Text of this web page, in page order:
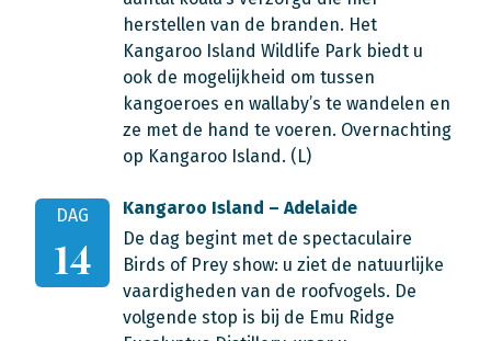
herstellen van de branden. Het
Kangaroo Island Wildlife Park biedt u
ook de mogelijkheid om tussen
kangoeroes en wallaby’s te wandelen en
ze met de hand te voeren. Overnachting
op Kangaroo Island. (L)
DAG
14
Kangaroo Island – Adelaide
De dag begint met de spectaculaire
Birds of Prey show: u ziet de natuurlijke
vaardigheden van de roofvogels. De
volgende stop is bij de Emu Ridge